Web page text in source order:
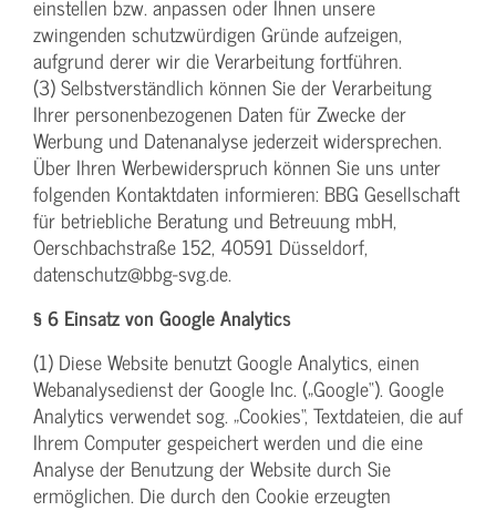
einstellen bzw. anpassen oder Ihnen unsere
zwingenden schutzwürdigen Gründe aufzeigen,
aufgrund derer wir die Verarbeitung fortführen.
(3) Selbstverständlich können Sie der Verarbeitung
Ihrer personenbezogenen Daten für Zwecke der
Werbung und Datenanalyse jederzeit widersprechen.
Über Ihren Werbewiderspruch können Sie uns unter
folgenden Kontaktdaten informieren: BBG Gesellschaft
für betriebliche Beratung und Betreuung mbH,
Oerschbachstraße 152, 40591 Düsseldorf,
datenschutz@bbg-svg.de.
§ 6 Einsatz von Google Analytics
(1) Diese Website benutzt Google Analytics, einen
Webanalysedienst der Google Inc. („Google“). Google
Analytics verwendet sog. „Cookies“, Textdateien, die auf
Ihrem Computer gespeichert werden und die eine
Analyse der Benutzung der Website durch Sie
ermöglichen. Die durch den Cookie erzeugten